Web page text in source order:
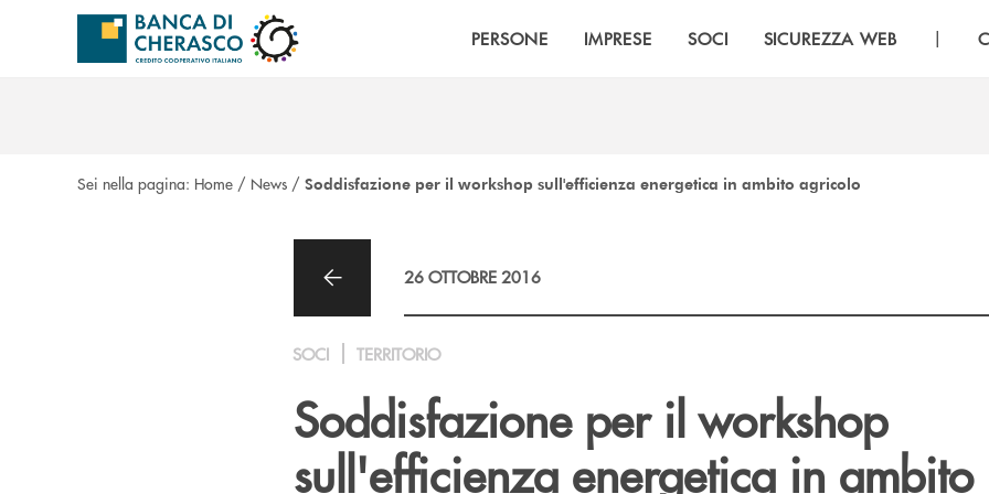
Salta al contenuto principale
PERSONE IMPRESE SOCI SICUREZZA WEB |
Sei nella pagina: Home / News / Soddisfazione per il workshop sull'efficienza energetica in ambito agricolo
26 OTTOBRE 2016
SOCI TERRITORIO
Soddisfazione per il workshop
sull'efficienza energetica in ambito